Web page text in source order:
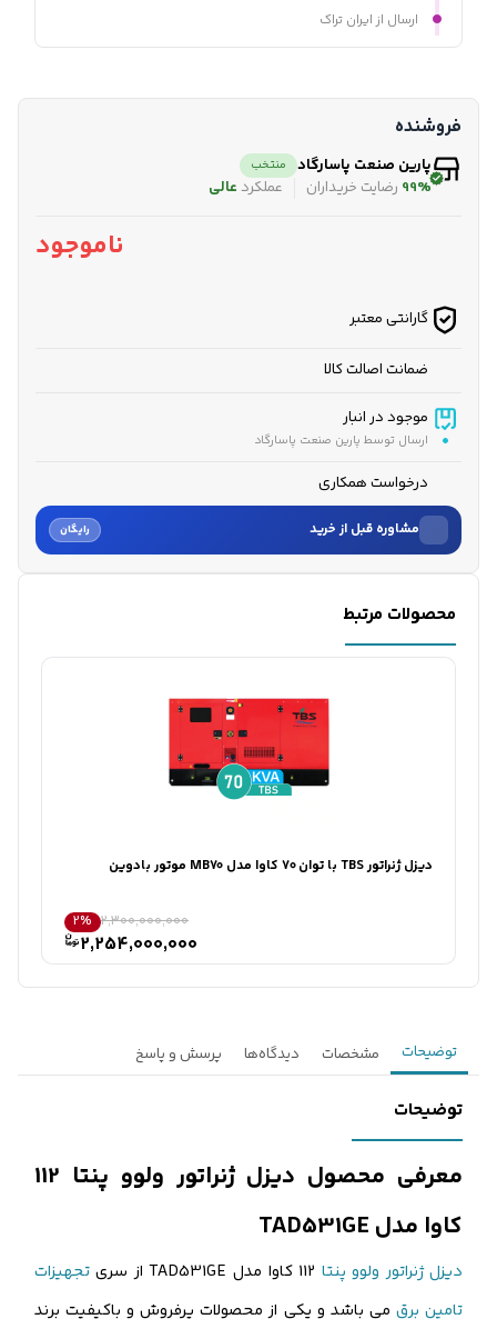
ارسال از ایران تراک
فروشنده
پارین صنعت پاسارگاد منتخب
99% رضایت خریداران عملکرد عالی
ناموجود
گارانتی معتبر
ضمانت اصالت کالا
موجود در انبار
ارسال توسط پارین صنعت پاسارگاد
درخواست همکاری
مشاوره قبل از خرید رایگان
نام
کارشناسان فروش درباره «دیزل ژنراتور ولوو پنتا 112 کاوا مدل...» با شما تماس
محصولات مرتبط
دیزل ژنراتور TBS با توان 70 کاوا مدل MB70 موتور بادوین
2,300,000,000
2%
2,254,000,000
توضیحات مشخصات دیدگاه‌ها پرسش و پاسخ
توضیحات
معرفی محصول دیزل ژنراتور ولوو پنتا 112
کاوا مدل TAD531GE
دیزل ژنراتور ولوو پنتا
تجهیزات
تامین برقمی باشد و یکی از محصولات پرفروش و باکیفیت برند